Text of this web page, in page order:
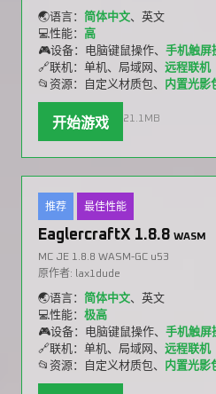
🌏语言： 简体中文、英文
💻性能： 高
🎮设备：电脑键鼠操作、 手机触屏
🔗联机：单机、局域网、 远程联机
📂资源：自定义材质包、
内置光影
开始游戏 21.1MB
推荐 最佳性能
EaglercraftX 1.8.8 WASM
MC JE 1.8.8 WASM-GC u53
原作者: lax1dude
🌏语言： 简体中文、英文
💻性能： 极高
🎮设备：电脑键鼠操作、 手机触屏
🔗联机：单机、局域网、 远程联机
📂资源：自定义材质包、
内置光影